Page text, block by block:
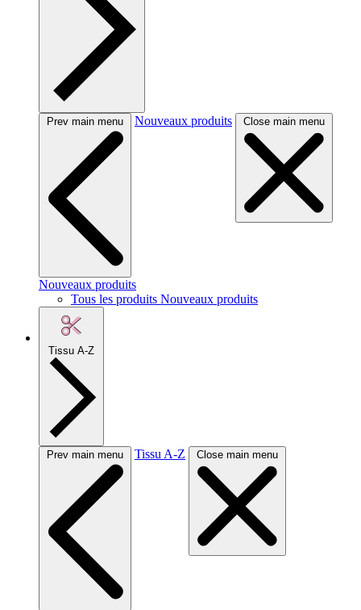
Prev main menu Nouveaux produits Close main menu
Nouveaux produits
Tous les produits Nouveaux produits
Tissu A-Z
Prev main menu Tissu A-Z Close main menu